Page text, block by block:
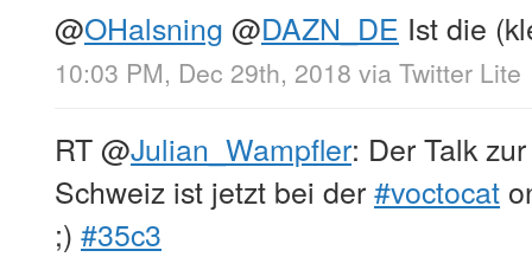
@OHalsning @DAZN_DE Ist die
10:03 PM, Dec 29th, 2018 via Twitter Lite
RT@Julian_Wampfler: Der Talk
Schweiz ist jetzt bei der#voctocat
;) #35c3